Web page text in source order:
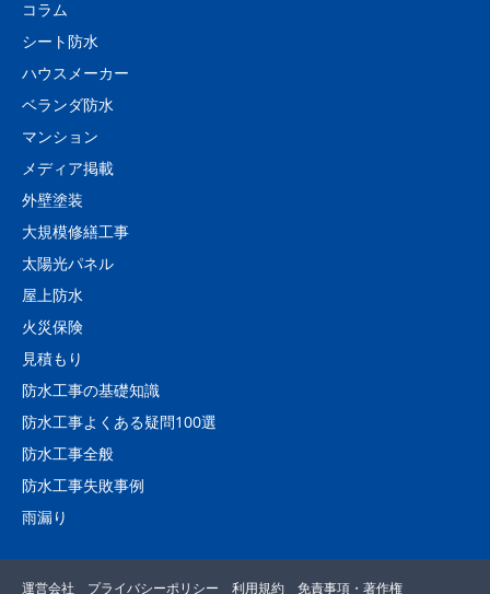
コラム
シート防水
ハウスメーカー
ベランダ防水
マンション
メディア掲載
外壁塗装
大規模修繕工事
太陽光パネル
屋上防水
火災保険
見積もり
防水工事の基礎知識
防水工事よくある疑問100選
防水工事全般
防水工事失敗事例
雨漏り
運営会社 プライバシーポリシー 利用規約 免責事項・著作権